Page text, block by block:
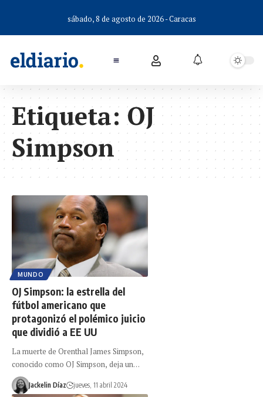
sábado, 8 de agosto de 2026 - Caracas
Etiqueta: OJ
Simpson
MUNDO
OJ Simpson: la estrella del
fútbol americano que
protagonizó el polémico juicio
que dividió a EE UU
La muerte de Orenthal James Simpson,
conocido como OJ Simpson, deja un…
Jackelin Díaz jueves, 11 abril 2024